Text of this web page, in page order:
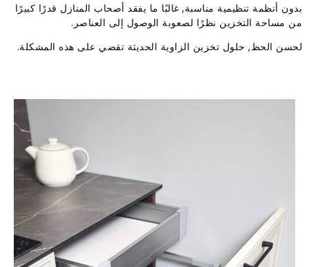
بدون أنظمة تنظيمية مناسبة, غالبًا ما يفقد أصحاب المنازل قدرًا كبيرًا
من مساحة التخزين نظرًا لصعوبة الوصول إلى العناصر.
لحسن الحظ, حلول تخزين الزاوية الحديثة تقضي على هذه المشكلة.